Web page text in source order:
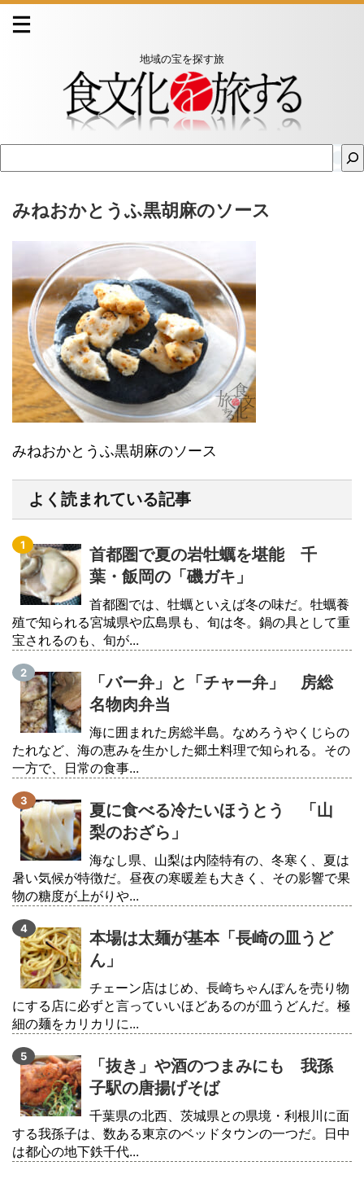
地域の宝を探す旅
みねおかとうふ黒胡麻のソース
みねおかとうふ黒胡麻のソース
よく読まれている記事
首都圏で夏の岩牡蠣を堪能 千
葉・飯岡の「磯ガキ」
首都圏では、牡蠣といえば冬の味だ。牡蠣養
殖で知られる宮城県や広島県も、旬は冬。鍋の具として重
宝されるのも、旬が...
「バー弁」と「チャー弁」 房総
名物肉弁当
海に囲まれた房総半島。なめろうやくじらの
たれなど、海の恵みを生かした郷土料理で知られる。その
一方で、日常の食事...
夏に食べる冷たいほうとう 「山
梨のおざら」
海なし県、山梨は内陸特有の、冬寒く、夏は
暑い気候が特徴だ。昼夜の寒暖差も大きく、その影響で果
物の糖度が上がりや...
本場は太麺が基本「長崎の皿うど
ん」
チェーン店はじめ、長崎ちゃんぽんを売り物
にする店に必ずと言っていいほどあるのが皿うどんだ。極
細の麺をカリカリに...
「抜き」や酒のつまみにも 我孫
子駅の唐揚げそば
千葉県の北西、茨城県との県境・利根川に面
する我孫子は、数ある東京のベッドタウンの一つだ。日中
は都心の地下鉄千代...